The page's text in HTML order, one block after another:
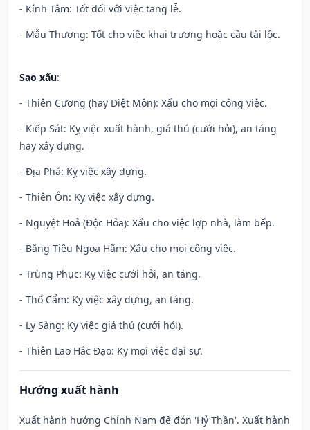
- Kính Tâm: Tốt đối với việc tang lễ.
- Mẫu Thương: Tốt cho việc khai trương hoặc cầu tài lộc.
Sao xấu:
- Thiên Cương (hay Diệt Môn): Xấu cho mọi công việc.
- Kiếp Sát: Kỵ việc xuất hành, giá thú (cưới hỏi), an táng
hay xây dựng.
- Địa Phá: Kỵ việc xây dựng.
- Thiên Ôn: Kỵ việc xây dựng.
- Nguyệt Hoả (Độc Hỏa): Xấu cho việc lợp nhà, làm bếp.
- Băng Tiêu Ngoạ Hãm: Xấu cho mọi công việc.
- Trùng Phục: Kỵ việc cưới hỏi, an táng.
- Thổ Cẩm: Kỵ việc xây dựng, an táng.
- Ly Sàng: Kỵ việc giá thú (cưới hỏi).
- Thiên Lao Hắc Đạo: Kỵ mọi việc đại sự.
Hướng xuất hành
Xuất hành hướng Chính Nam để đón 'Hỷ Thần'. Xuất hành